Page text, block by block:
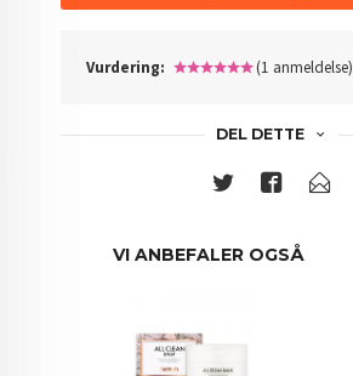
Vurdering: (1 anmeldelse)
DEL DETTE
VI ANBEFALER OGSÅ